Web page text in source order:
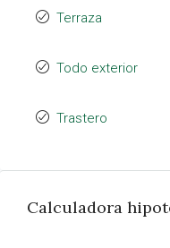
Terraza
Todo exterior
Trastero
Calculadora